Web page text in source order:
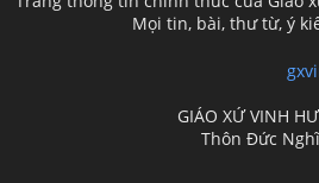
Mọi tin, bài, thư từ, ý
GIÁO XỨ VINH
Thôn Đức